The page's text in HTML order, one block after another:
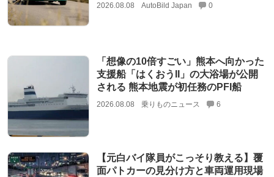
2026.08.08 AutoBild Japan 0
「想像の10倍すごい」熊本へ向かった
支援船「はくおうII」の大浴場が公開
される 熊本地震が初任務のPFI船
2026.08.08 乗りものニュース 6
【元白バイ隊員がこっそり教える】覆
面パトカーの見分け方と車両運用現場